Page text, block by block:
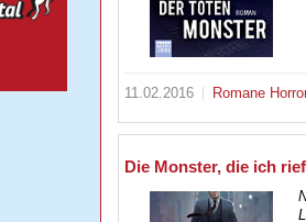
11.02.2016 Romane
Die Monster, die ich rief